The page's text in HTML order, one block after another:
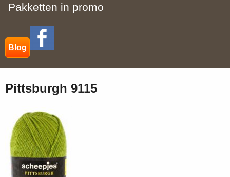
Pakketten in promo
Blog
Pittsburgh 9115